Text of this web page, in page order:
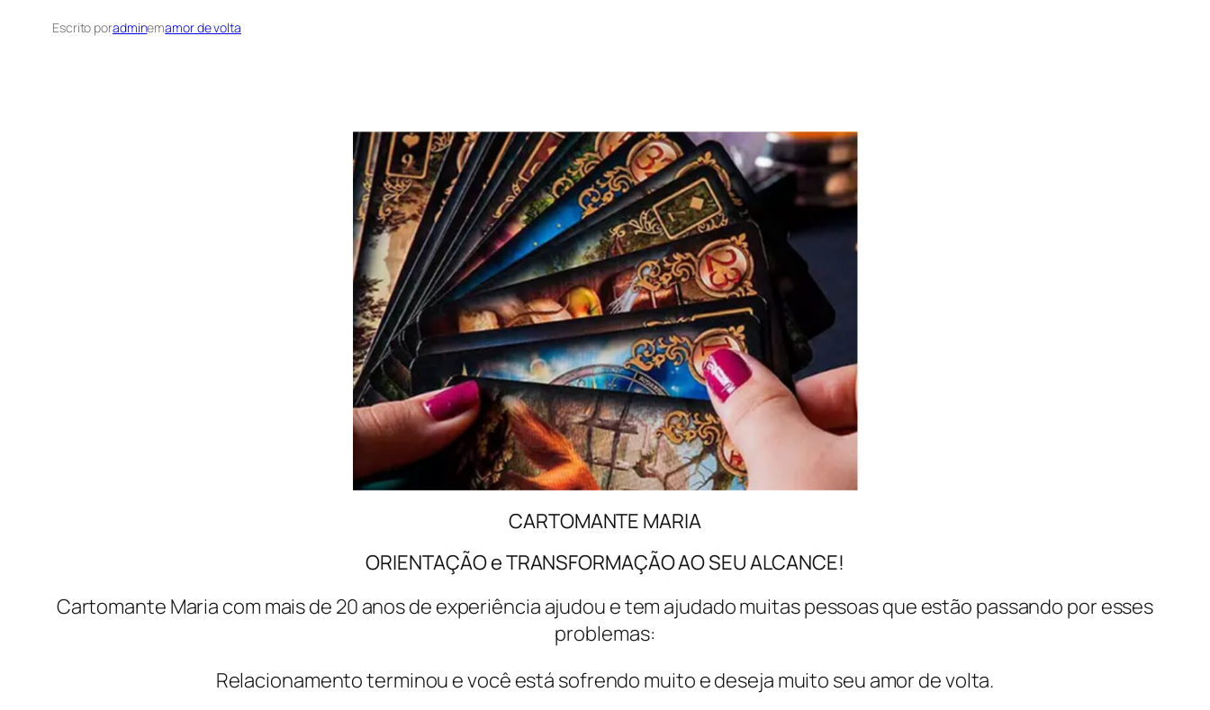
Escrito poradminemamor de volta
CARTOMANTE MARIA
ORIENTAÇÃO e TRANSFORMAÇÃO AO SEU ALCANCE!
Cartomante Maria com mais de 20 anos de experiência ajudou e tem ajudado muitas pessoas que estão passando por esses
problemas:
Relacionamento terminou e você está sofrendo muito e deseja muito seu amor de volta.